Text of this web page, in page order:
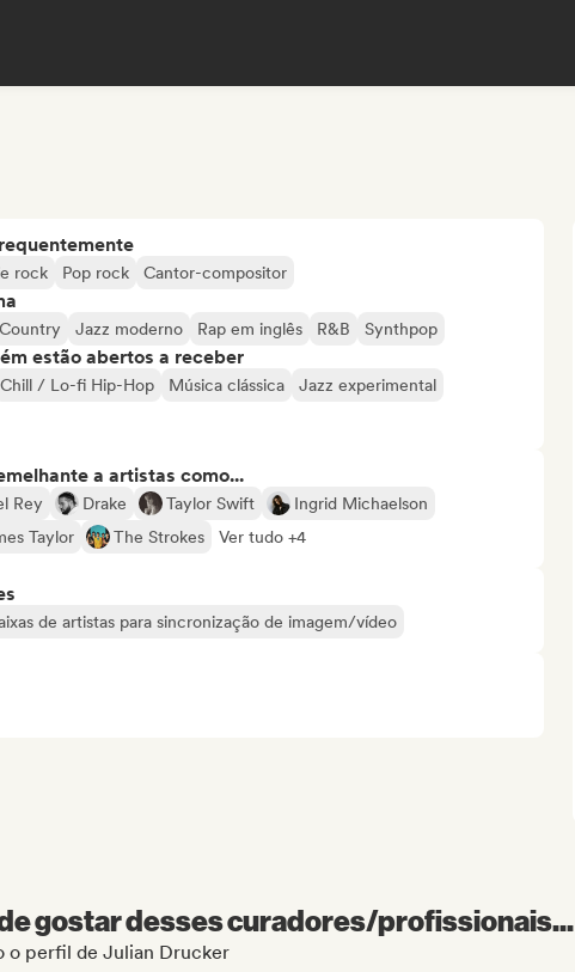
rock Pop rock Cantor-compositor
Country Jazz moderno Rap em inglês R&B Synthpop
estão abertos a receber
Chill / Lo-fi Hip-Hop Música clássica
Jazz experimental
a artistas como...
Rey Drake Taylor Swift
Ingrid Michaelson
Taylor The Strokes Ver tudo +4
de artistas para sincronização de imagem/vídeo
gostar desses curadores/profissionais...
o perfil de Julian Drucker